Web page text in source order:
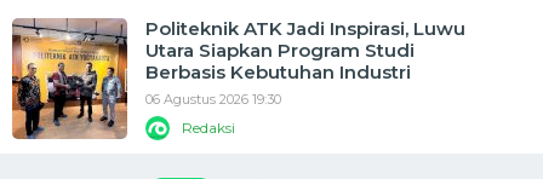
Politeknik ATK Jadi Inspirasi, Luwu
Utara Siapkan Program Studi
Berbasis Kebutuhan Industri
06 Agustus 2026 19:30
Redaksi